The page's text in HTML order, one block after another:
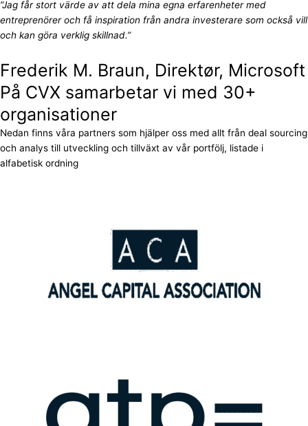
”Jag får stort värde av att dela mina egna erfarenheter med
entreprenörer och få inspiration från andra investerare som också vill
och kan göra verklig skillnad.”
Frederik M. Braun, Direktør, Microsoft
På CVX samarbetar vi med 30+
organisationer
Nedan finns våra partners som hjälper oss med allt från deal sourcing
och analys till utveckling och tillväxt av vår portfölj, listade i
alfabetisk ordning